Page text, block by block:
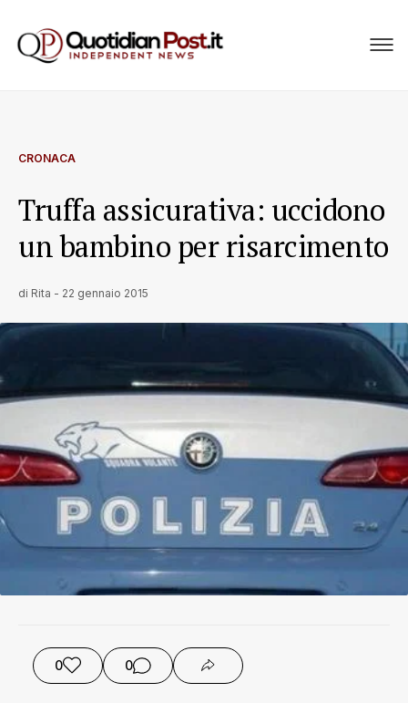
CRONACA
Truffa assicurativa: uccidono
un bambino per risarcimento
di Rita - 22 gennaio 2015
0 0